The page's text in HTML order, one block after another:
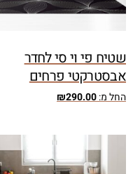
שטיח פי וי סי לחדר
אבסטרקטי פרחים
החל מ: ₪290.00